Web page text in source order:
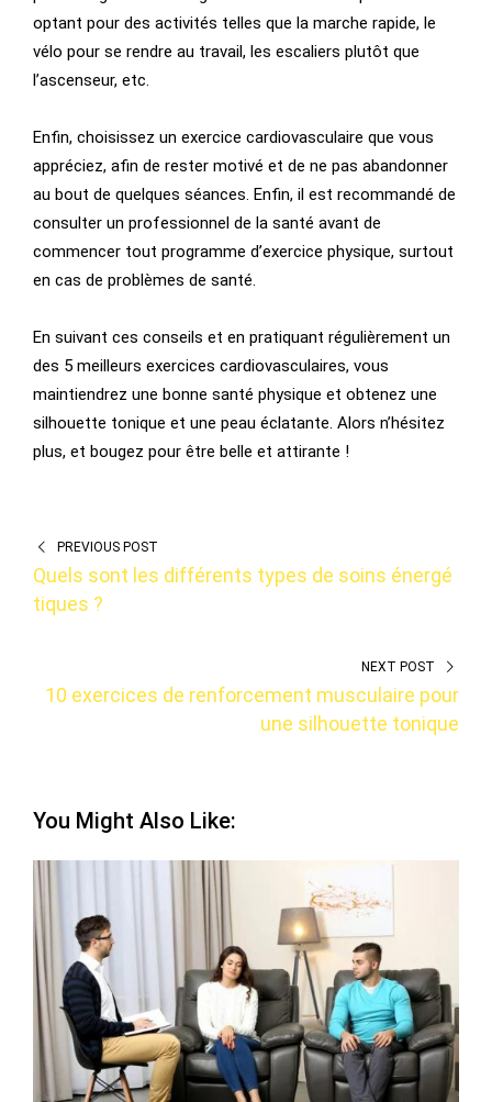
optant pour des activités telles que la marche rapide, le
vélo pour se rendre au travail, les escaliers plutôt que
l’ascenseur, etc.
Enfin, choisissez un exercice cardiovasculaire que vous
appréciez, afin de rester motivé et de ne pas abandonner
au bout de quelques séances. Enfin, il est recommandé de
consulter un professionnel de la santé avant de
commencer tout programme d’exercice physique, surtout
en cas de problèmes de santé.
En suivant ces conseils et en pratiquant régulièrement un
des 5 meilleurs exercices cardiovasculaires, vous
maintiendrez une bonne santé physique et obtenez une
silhouette tonique et une peau éclatante. Alors n’hésitez
plus, et bougez pour être belle et attirante !
PREVIOUS POST
Quels sont les différents types de soins énergé
tiques ?
NEXT POST
10 exercices de renforcement musculaire pour
une silhouette tonique
You Might Also Like: